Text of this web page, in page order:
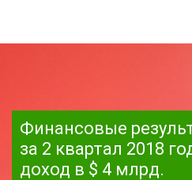
Финансовые
за 2 квартал 2018
доход в $ 4 млрд.